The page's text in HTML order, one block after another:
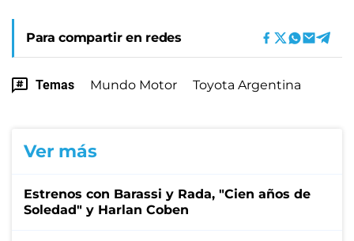
Para compartir en redes
Temas Mundo Motor Toyota Argentina
Ver más
Estrenos con Barassi y Rada, "Cien años de
Soledad" y Harlan Coben